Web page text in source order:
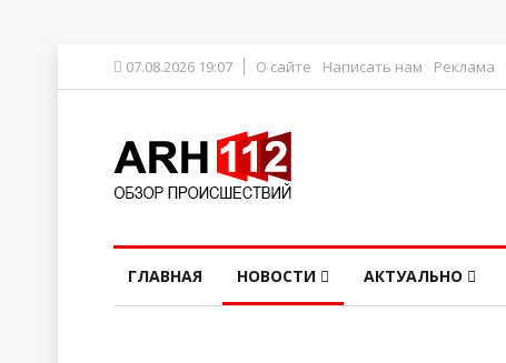
07.08.2026 19:07 О сайте Написать нам Реклама
ГЛАВНАЯ НОВОСТИ АКТУАЛЬНО